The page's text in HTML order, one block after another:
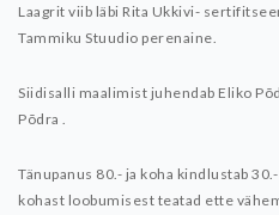
Laagrit viib läbi Rita Ukkivi-
Tammiku Stuudio perenaine.
Siidisalli maalimist juhendab Eliko
Põdra .
Tänupanus 80.- ja koha kindlustab
kohast loobumisest teatad ette